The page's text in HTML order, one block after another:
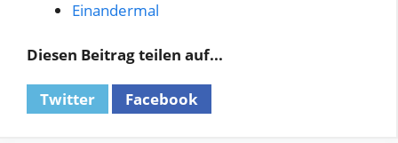
Einandermal
Diesen Beitrag teilen auf...
Twitter Facebook